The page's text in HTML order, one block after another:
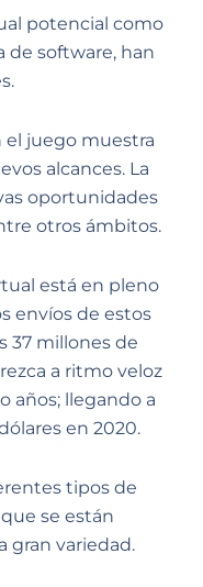
potencial como
de software, han
el juego muestra
alcances. La
oportunidades
otros ámbitos.
está en pleno
envíos de estos
37 millones de
a ritmo veloz
años; llegando a
en 2020.
tipos de
se están
gran variedad.